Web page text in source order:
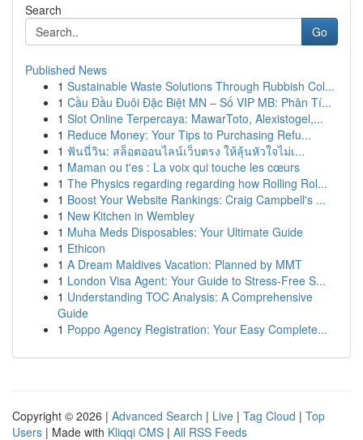
Search
Go
Published News
1 Sustainable Waste Solutions Through Rubbish Col...
1 Cầu Đầu Đuôi Đặc Biệt MN – Số VIP MB: Phân Tí...
1 Slot Online Terpercaya: MawarToto, Alexistogel,...
1 Reduce Money: Your Tips to Purchasing Refu...
1 ฟันนี่วิน: สล็อตออนไลน์เว็บตรง ให้ลุ้นหัวใจไม่เ...
1 Maman ou t'es : La voix qui touche les cœurs
1 The Physics regarding regarding how Rolling Rol...
1 Boost Your Website Rankings: Craig Campbell's ...
1 New Kitchen in Wembley
1 Muha Meds Disposables: Your Ultimate Guide
1 Ethicon
1 A Dream Maldives Vacation: Planned by MMT
1 London Visa Agent: Your Guide to Stress-Free S...
1 Understanding TOC Analysis: A Comprehensive
Guide
1 Poppo Agency Registration: Your Easy Complete...
Copyright © 2026 | Advanced Search | Live | Tag Cloud | Top
Users | Made with Kliqqi CMS | All RSS Feeds